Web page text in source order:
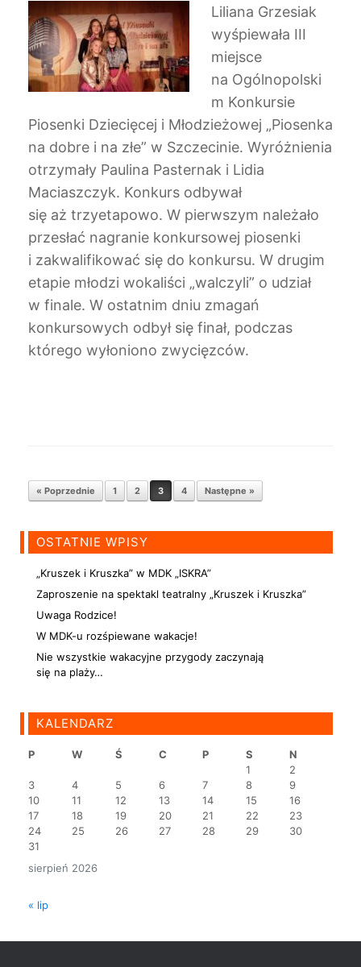
Liliana Grzesiak
wyśpiewała III
miejsce
na Ogólnopolski
m Konkursie
Piosenki Dziecięcej i Młodzieżowej „Piosenka
na dobre i na złe” w Szczecinie. Wyróżnienia
otrzymały Paulina Pasternak i Lidia
Maciaszczyk. Konkurs odbywał
się aż trzyetapowo. W pierwszym należało
przesłać nagranie konkursowej piosenki
i zakwalifikować się do konkursu. W drugim
etapie młodzi wokaliści „walczyli” o udział
w finale. W ostatnim dniu zmagań
konkursowych odbył się finał, podczas
którego wyłoniono zwycięzców.
Nawigacja postów
« Poprzednie 1 2 3 4 Następne »
OSTATNIE WPISY
„Kruszek i Kruszka” w MDK „ISKRA”
Zaproszenie na spektakl teatralny „Kruszek i Kruszka”
Uwaga Rodzice!
W MDK-u rozśpiewane wakacje!
Nie wszystkie wakacyjne przygody zaczynają
się na plaży…
KALENDARZ
sierpień 2026
P W Ś C P S
N
1
2
3
4 5 6 7 8
9
10
11 12 13 14 15
16
17
18 19 20 21 22
23
24
25 26 27 28 29
30
31
« lip